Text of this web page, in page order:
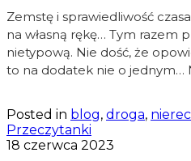
Zemstę i sprawiedliwość
na własną rękę… Tym razem
nietypową. Nie dość, że
to na dodatek nie o jednym…
Posted in blog, droga,
Przeczytanki
18 czerwca 2023